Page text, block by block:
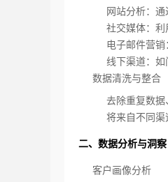
网站分析：
社交媒体：利
电子邮件营销
线下渠道：如
数据清洗与整合
去除重复数据
将来自不同渠
二、数据分析与洞察
客户画像分析